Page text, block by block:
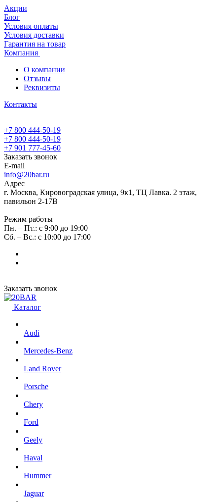
Акции
Блог
Условия оплаты
Условия доставки
Гарантия на товар
Компания
О компании
Отзывы
Реквизиты
Контакты
+7 800 444-50-19
+7 800 444-50-19
+7 901 777-45-60
Заказать звонок
E-mail
info@20bar.ru
Адрес
г. Москва, Кировоградская улица, 9к1, ТЦ Лавка. 2 этаж,
павильон 2-17В
Режим работы
Пн. – Пт.: с 9:00 до 19:00
Сб. – Вс.: с 10:00 до 17:00
Заказать звонок
Каталог
Audi
Mercedes-Benz
Land Rover
Porsche
Chery
Ford
Geely
Haval
Hummer
Jaguar